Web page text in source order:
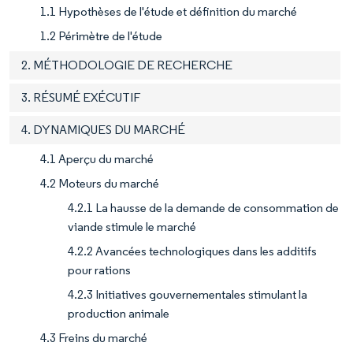
1.1 Hypothèses de l'étude et définition du marché
1.2 Périmètre de l'étude
2. MÉTHODOLOGIE DE RECHERCHE
3. RÉSUMÉ EXÉCUTIF
4. DYNAMIQUES DU MARCHÉ
4.1 Aperçu du marché
4.2 Moteurs du marché
4.2.1 La hausse de la demande de consommation de
viande stimule le marché
4.2.2 Avancées technologiques dans les additifs
pour rations
4.2.3 Initiatives gouvernementales stimulant la
production animale
4.3 Freins du marché